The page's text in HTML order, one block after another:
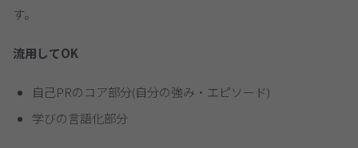
す。
流用してOK
自己PRのコア部分(自分の強み・エピソード)
学びの言語化部分